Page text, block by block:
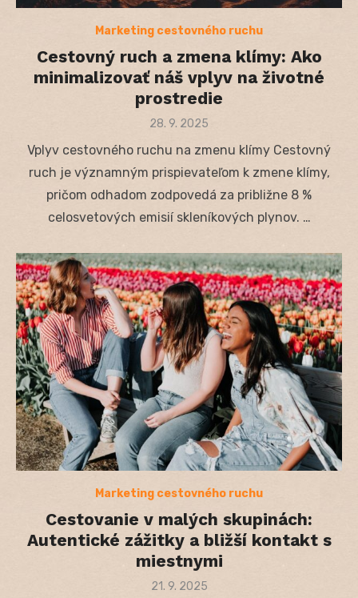
Marketing cestovného ruchu
Cestovný ruch a zmena klímy: Ako
minimalizovať náš vplyv na životné
prostredie
Posted
28. 9. 2025
Vplyv cestovného ruchu na zmenu klímy Cestovný
ruch je významným prispievateľom k zmene klímy,
pričom odhadom zodpovedá za približne 8 %
celosvetových emisií skleníkových plynov. …
Marketing cestovného ruchu
Cestovanie v malých skupinách:
Autentické zážitky a bližší kontakt s
miestnymi
Posted
21. 9. 2025